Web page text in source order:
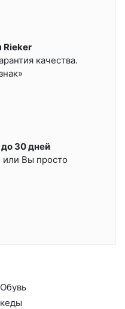
Rieker
качества.
30 дней
или Вы просто
Обувь
ке­ды